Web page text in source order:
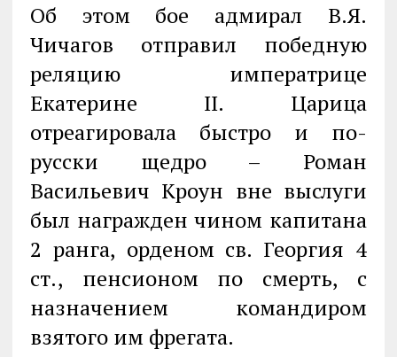
Об этом бое адмирал В.Я.
Чичагов отправил победную
реляцию императрице
Екатерине II. Царица
отреагировала быстро и по-
русски щедро – Роман
Васильевич Кроун вне выслуги
был награжден чином капитана
2 ранга, орденом св. Георгия 4
ст., пенсионом по смерть, с
назначением командиром
взятого им фрегата.